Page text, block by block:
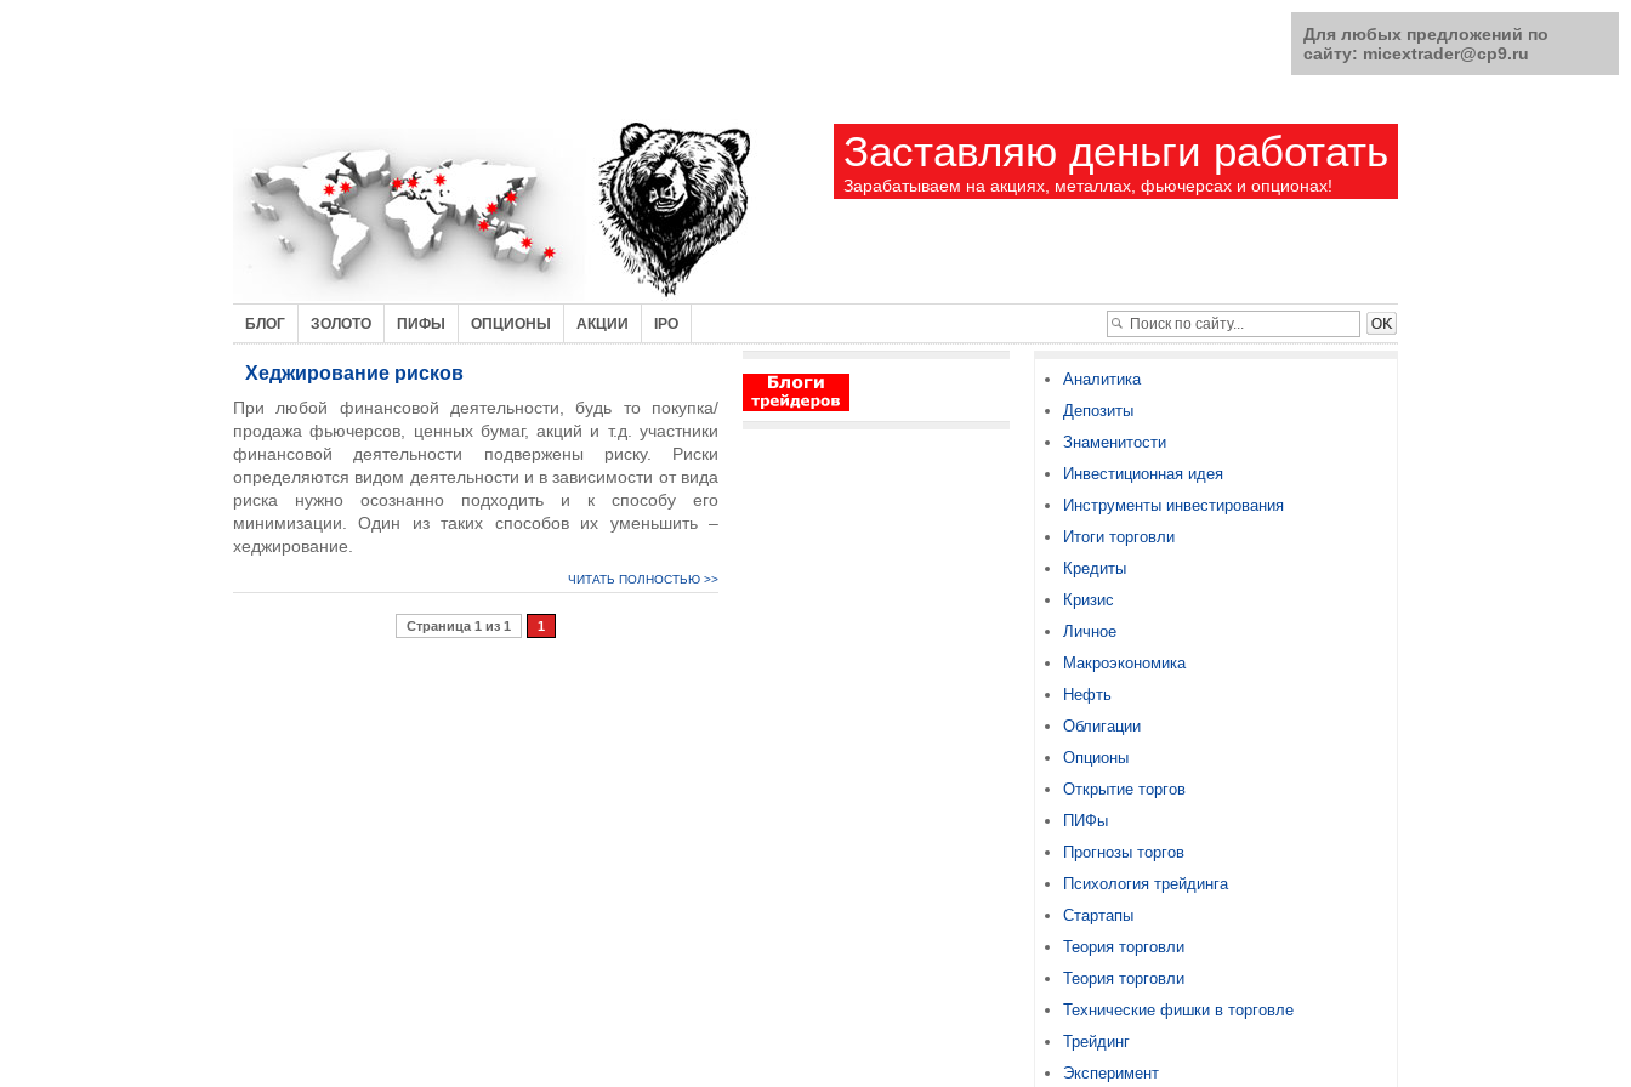
Заставляю деньги работать
Зарабатываем на акциях, металлах, фьючерсах и опционах!
БЛОГ ЗОЛОТО ПИФЫ ОПЦИОНЫ АКЦИИ IPO
Хеджирование рисков
При любой финансовой деятельности, будь то покупка/
продажа фьючерсов, ценных бумаг, акций и т.д. участники
финансовой деятельности подвержены риску. Риски
определяются видом деятельности и в зависимости от вида
риска нужно осознанно подходить и к способу его
минимизации. Один из таких способов их уменьшить –
хеджирование.
ЧИТАТЬ ПОЛНОСТЬЮ >>
Страница 1 из 1 1
Аналитика
Депозиты
Знаменитости
Инвестиционная идея
Инструменты инвестирования
Итоги торговли
Кредиты
Кризис
Личное
Макроэкономика
Нефть
Облигации
Опционы
Открытие торгов
ПИФы
Прогнозы торгов
Психология трейдинга
Стартапы
Теория торговли
Теория торговли
Технические фишки в торговле
Трейдинг
Эксперимент
Для любых предложений по
сайту: micextrader@cp9.ru